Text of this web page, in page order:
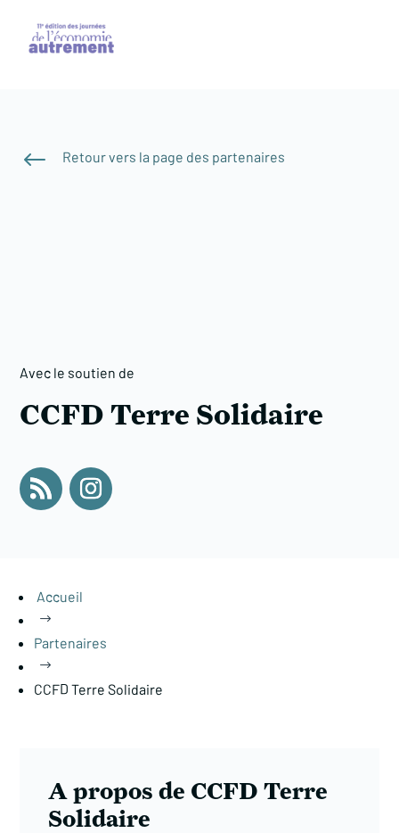
# Retour vers la page des partenaires
Avec le soutien de
CCFD Terre Solidaire
Accueil
$
Partenaires
$
CCFD Terre Solidaire
A propos de CCFD Terre
Solidaire